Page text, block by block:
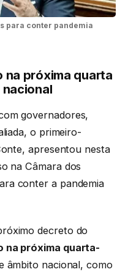
para conter pandemia
na próxima quarta
governadores,
o primeiro-
apresentou nesta
na Câmara dos
conter a pandemia
decreto do
na próxima quarta-
âmbito nacional, como